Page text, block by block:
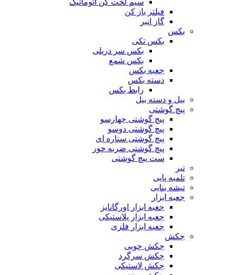
فیلتر باز کن
گاز انبر
بکس
بکس تکی
بکس سر دریلی
بکس شمع
جعبه بکس
دسته بکس
رابط بکس
بیل و دسته بیل
پیچ گوشتی
پیچ گوشتی چهارسو
پیچ گوشتی دوسو
پیچ گوشتی ستاره‌ ای
پیچ گوشتی ضربه خور
ست پیچ گوشتی
تبر
تلمبه پایی
تیشه بنایی
جعبه ابزار
جعبه ابزار اورگانایز
جعبه ابزار پلاستیکی
جعبه ابزار فلزی
چکش
چکش چوبی
چکش سرگرد
چکش لاستیکی